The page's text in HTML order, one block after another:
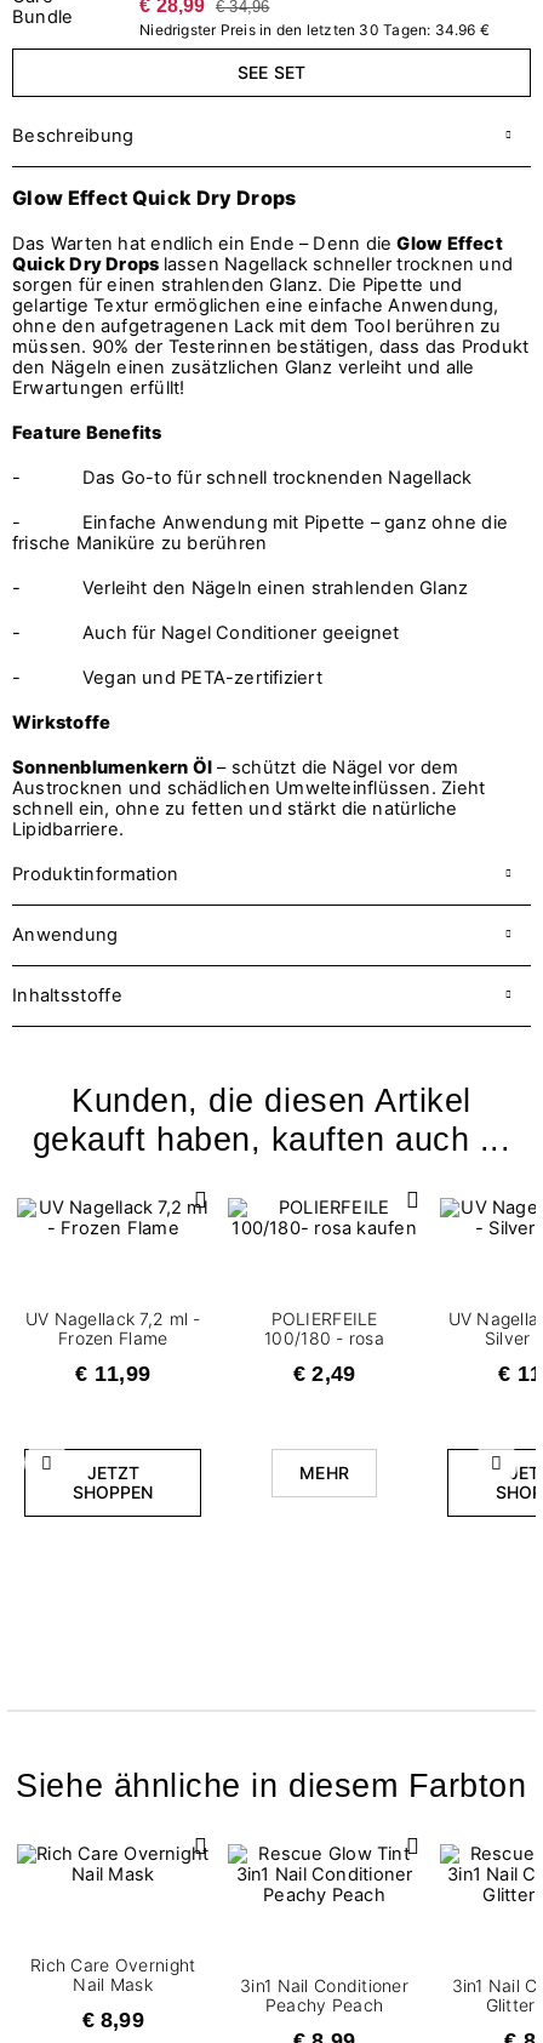
€ 28,99 € 34,96
Niedrigster Preis in den letzten 30 Tagen: 34.96 €
SEE SET
Beschreibung
Glow Effect Quick Dry Drops
Das Warten hat endlich ein Ende – Denn dieGlow Effect
Quick Dry Drops lassen Nagellack schneller trocknen und
sorgen für einen strahlenden Glanz. Die Pipette und
gelartige Textur ermöglichen eine einfache Anwendung,
ohne den aufgetragenen Lack mit dem Tool berühren zu
müssen. 90% der Testerinnen bestätigen, dass das Produkt
den Nägeln einen zusätzlichen Glanz verleiht und alle
Erwartungen erfüllt!
Feature Benefits
- Das Go-to für schnell trocknenden Nagellack
- Einfache Anwendung mit Pipette – ganz ohne die
frische Maniküre zu berühren
- Verleiht den Nägeln einen strahlenden Glanz
- Auch für Nagel Conditioner geeignet
- Vegan und PETA-zertifiziert
Wirkstoffe
Sonnenblumenkern Öl – schützt die Nägel vor dem
Austrocknen und schädlichen Umwelteinflüssen. Zieht
schnell ein, ohne zu fetten und stärkt die natürliche
Lipidbarriere.
Produktinformation
Anwendung
Inhaltsstoffe
Kunden, die diesen Artikel
gekauft haben, kauften auch ...
Zurück
UV Nagellack 7,2 ml -
Frozen Flame
€ 11,99
JETZT
SHOPPEN
POLIERFEILE
100/180 - rosa
€ 2,49
MEHR
UV
Silver
€
Siehe ähnliche in diesem Farbton
Rich Care Overnight
Nail Mask
€ 8,99
3in1 Nail Conditioner
Peachy Peach
3in1 Nail
Glitter